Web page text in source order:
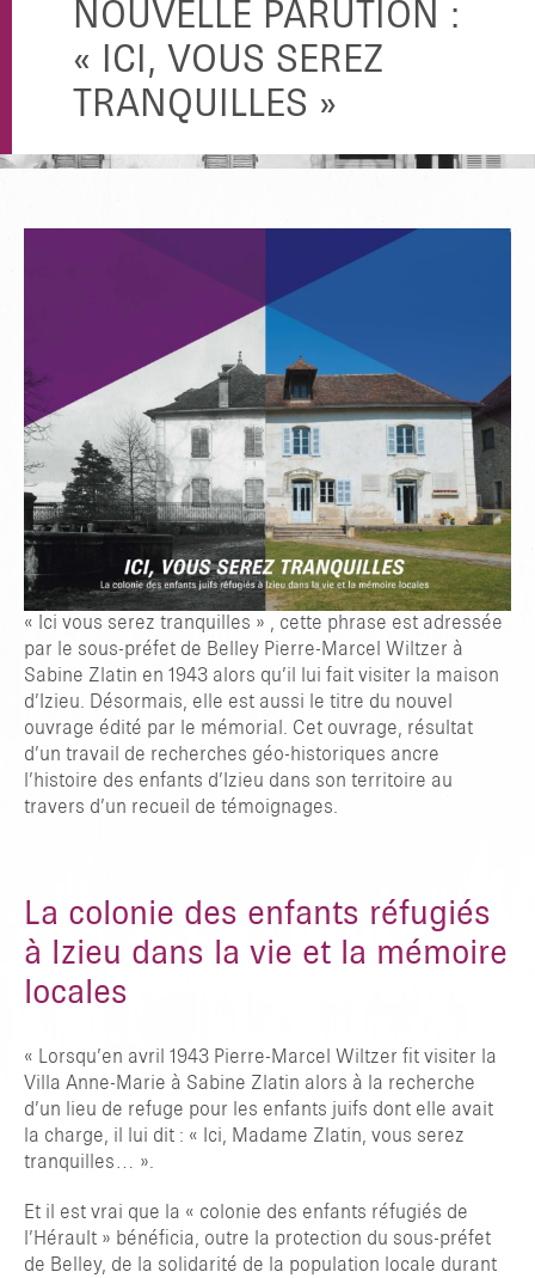
NOUVELLE PARUTION :
« ICI, VOUS SEREZ
TRANQUILLES »
« Ici vous serez tranquilles » , cette phrase est adressée
par le sous-préfet de Belley Pierre-Marcel Wiltzer à
Sabine Zlatin en 1943 alors qu’il lui fait visiter la maison
d’Izieu. Désormais, elle est aussi le titre du nouvel
ouvrage édité par le mémorial. Cet ouvrage, résultat
d’un travail de recherches géo-historiques ancre
l’histoire des enfants d’Izieu dans son territoire au
travers d’un recueil de témoignages.
La colonie des enfants réfugiés
à Izieu dans la vie et la mémoire
locales
« Lorsqu’en avril 1943 Pierre-Marcel Wiltzer fit visiter la
Villa Anne-Marie à Sabine Zlatin alors à la recherche
d’un lieu de refuge pour les enfants juifs dont elle avait
la charge, il lui dit : « Ici, Madame Zlatin, vous serez
tranquilles… ».
Et il est vrai que la « colonie des enfants réfugiés de
l’Hérault » bénéficia, outre la protection du sous-préfet
de Belley, de la solidarité de la population locale durant